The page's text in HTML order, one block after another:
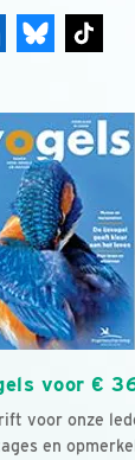
voor €
voor onze
en